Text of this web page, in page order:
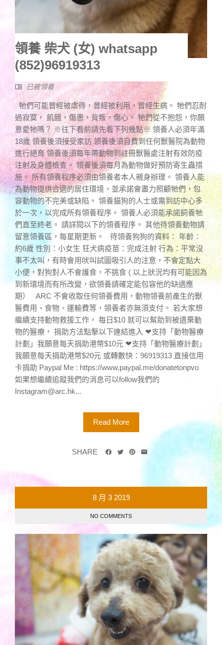
領養 柴犬 (女) whatsapp
(852)96919313
已被領養
牠們可能曾經被虐待，曾經被利用，曾經生病。 牠們忍耐
過寂寞， 飢餓，傷患，背叛，傷心。 牠們從不抱怨，你願
意愛牠嗎？ ※往下看前請先看下列幾點※ 領養人必須年滿
18歲 領養後須接受家訪 領養後須自費到任何獸醫院為動物
進行絕育 領養後須每年帶動物到註冊獸醫處注射有效防疫
注射及身體檢查。 領養後須每月為動物做好預防寄生蟲措
施。 所有領養程序必須由領養者本人親身辦理。 領養人能
為動物提供合適的居住環境，並承諾會盡力照顧牠們，包
容動物的不完美或缺陷。 領養貓狗的人士或需到訪中心多
於一次，以完成所有領養程序。 領養人必須能承諾飼養牠
們直至終老。 請詳閱以下的領養程序。 其他待領養動物請
留意領養區，每星期更新。 待領養狗狗的資料： 年齡：
約6歲 性別：小女生 狂犬病疫苗：完成注射 行為：平常沒
事不太叫，有時會用吠叫試圖吸引人的注意，不會定點大
小便，對狗對人不會護食，不挑食 ( 以上狀況均有可能因為
到新環境而有所改變，欲領養請確定能包容他的缺適應
期） ARC 不會收取任何領養費用，動物領養前產生的獸
醫費用、食物、運輸費等，領養者亦無須支付。 若大家想
繼續支持動物救援工作， 每日$10 就可以幫助到被遺棄動
物的醫療， 捐助方法點擊以下連結進入 ❤支持「動物醫療
計劃」我願意每天捐助港幣$10元 ❤支持「動物醫療計劃」
我願意每天捐助港幣$20元 或轉數快：96919313 直接信用
卡捐助 Paypal Me : https://www.paypal.me/donatetonpvo
如果想繼續追蹤我們的消息可以follow我們的
Instagram@arc.hk...
Read More
SHARE
8 月 3 2019
NO COMMENTS